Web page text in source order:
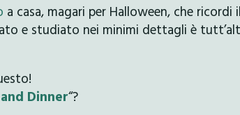
a casa, magari per Halloween, che ricordi
e studiato nei minimi dettagli è
Dinner“?